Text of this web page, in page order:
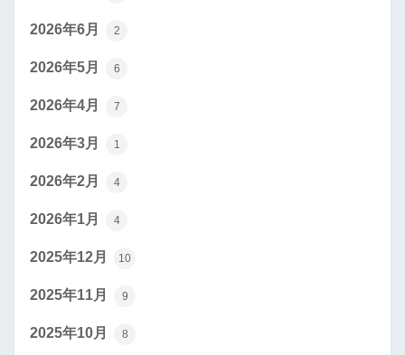
2026年6月 2
2026年5月 6
2026年4月 7
2026年3月 1
2026年2月 4
2026年1月 4
2025年12月 10
2025年11月 9
2025年10月 8